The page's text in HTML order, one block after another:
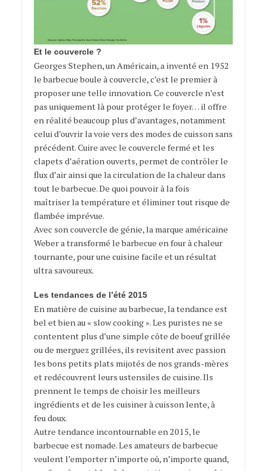
Et le couvercle ?
Georges Stephen, un Américain, a inventé en 1952
le barbecue boule à couvercle, c’est le premier à
proposer une telle innovation. Ce couvercle n’est
pas uniquement là pour protéger le foyer… il offre
en réalité beaucoup plus d’avantages, notamment
celui d’ouvrir la voie vers des modes de cuisson sans
précédent. Cuire avec le couvercle fermé et les
clapets d’aération ouverts, permet de contrôler le
flux d’air ainsi que la circulation de la chaleur dans
tout le barbecue. De quoi pouvoir à la fois
maîtriser la température et éliminer tout risque de
flambée imprévue.
Avec son couvercle de génie, la marque américaine
Weber a transformé le barbecue en four à chaleur
tournante, pour une cuisine facile et un résultat
ultra savoureux.
Les tendances de l’été 2015
En matière de cuisine au barbecue, la tendance est
bel et bien au « slow cooking ». Les puristes ne se
contentent plus d’une simple côte de boeuf grillée
ou de merguez grillées, ils revisitent avec passion
les bons petits plats mijotés de nos grands-mères
et redécouvrent leurs ustensiles de cuisine. Ils
prennent le temps de choisir les meilleurs
ingrédients et de les cuisiner à cuisson lente, à
feu doux.
Autre tendance incontournable en 2015, le
barbecue est nomade. Les amateurs de barbecue
veulent l’emporter n’importe où, n’importe quand,